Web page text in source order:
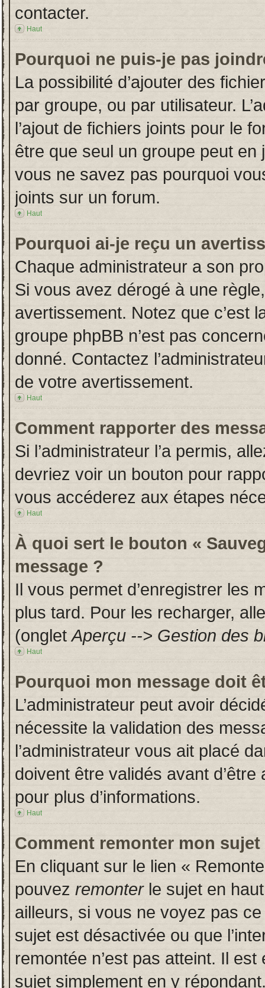
contacter.
Haut
Pourquoi ne puis-je pas
La possibilité d’ajouter des
par groupe, ou par utilisateur.
l’ajout de fichiers joints pour le
être que seul un groupe peut en
vous ne savez pas pourquoi
joints sur un forum.
Haut
Pourquoi ai-je reçu un
Chaque administrateur a son
Si vous avez dérogé à une
avertissement. Notez que c’est
groupe phpBB n’est pas
donné. Contactez
de votre avertissement.
Haut
Comment rapporter des
Si l’administrateur l’a permis,
devriez voir un bouton pour
vous accéderez aux étapes
Haut
À quoi sert le bouton «
message ?
Il vous permet d’enregistrer les
plus tard. Pour les recharger,
(ongletAperçu --> Gestion des
Haut
Pourquoi mon message doit
L’administrateur peut avoir
nécessite la validation des
l’administrateur vous ait placé
doivent être validés avant
pour plus d’informations.
Haut
Comment remonter mon sujet
En cliquant sur le lien «
pouvez remonterle sujet en
ailleurs, si vous ne voyez pas
sujet est désactivée ou que
remontée n’est pas atteint. Il
sujet simplement en y